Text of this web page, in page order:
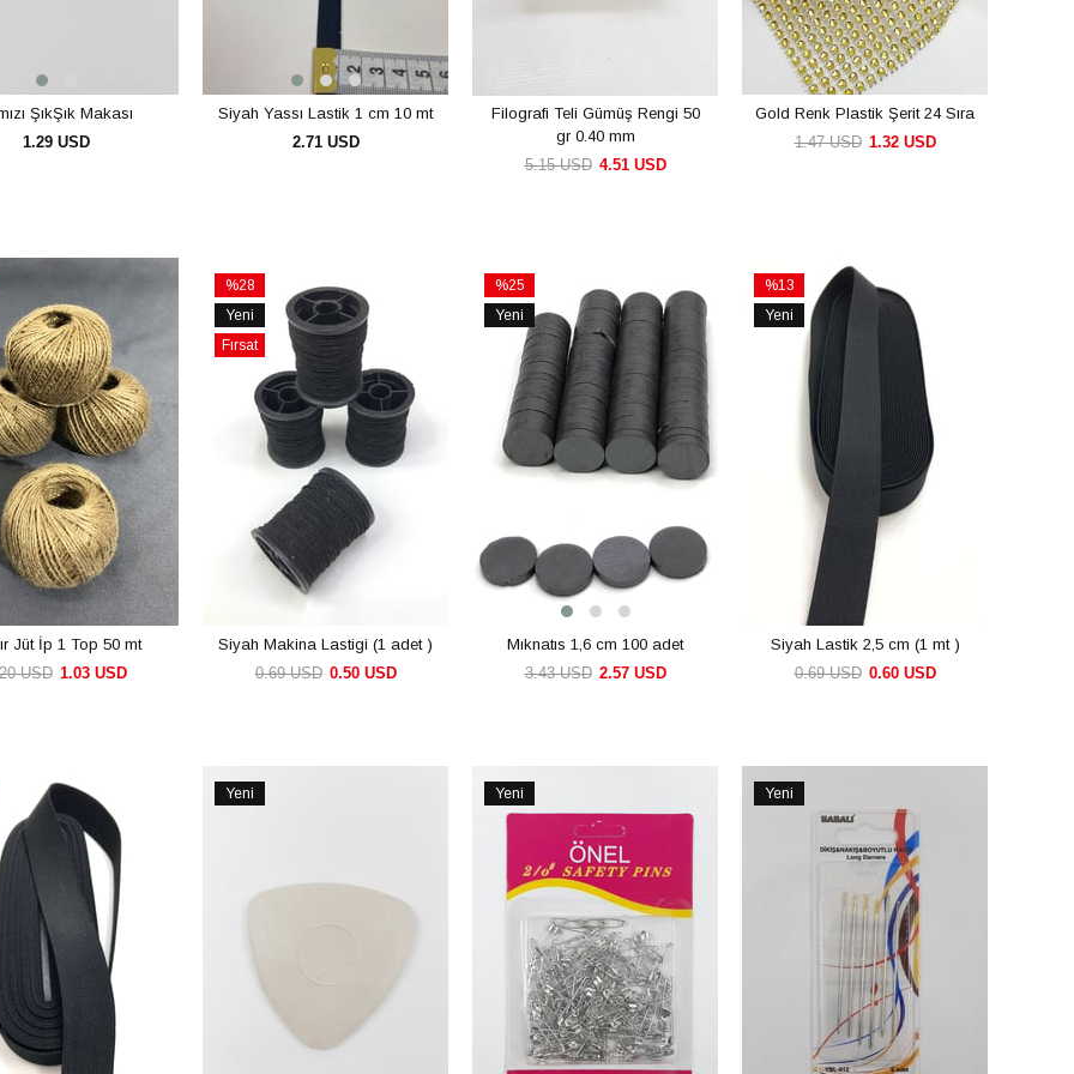
ŞıkŞık Makası
1.29 USD
Siyah Yassı Lastik 1 cm 10 mt
2.71 USD
Filografi Teli Gümüş Rengi 50
gr 0.40 mm
4.51 USD
5.15 USD
Gold Renk Plastik Şerit 24 Sıra
1.32 USD
1.47 USD
Jüt İp 1 Top 50 mt
1.03 USD
USD
%28
İndirim
%28İndirim
Yeni
Ürün
Fırsat
Siyah Makina Lastigi (1 adet )
0.50 USD
0.69 USD
%25
İndirim
%25İndirim
Yeni
Ürün
Mıknatıs 1,6 cm 100 adet
2.57 USD
3.43 USD
%13
İndirim
%13İndirim
Yeni
Siyah Lastik 2,5 cm (1 mt )
0.60 USD
0.69 USD
Yeni
Yeni
Ürün
Yeni